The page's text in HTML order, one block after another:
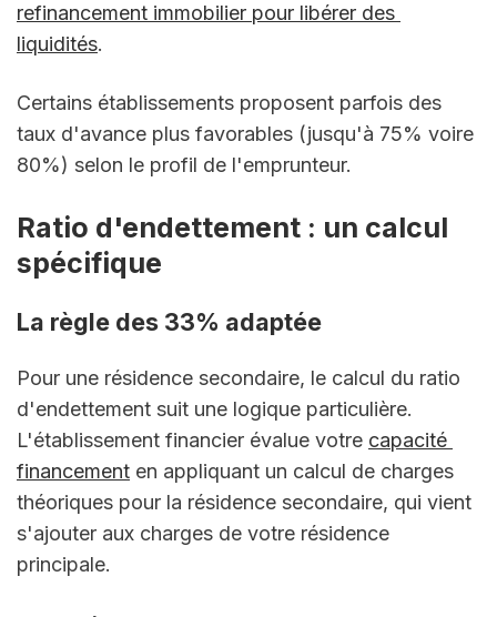
refinancement immobilier pour libérer des
liquidités.
Certains établissements proposent parfois des
taux d'avance plus favorables (jusqu'à 75% voire
80%) selon le profil de l'emprunteur.
Ratio d'endettement : un calcul
spécifique
La règle des 33% adaptée
Pour une résidence secondaire, le calcul du ratio
d'endettement suit une logique particulière.
L'établissement financier évalue votre capacité
financement en appliquant un calcul de charges
théoriques pour la résidence secondaire, qui vient
s'ajouter aux charges de votre résidence
principale.